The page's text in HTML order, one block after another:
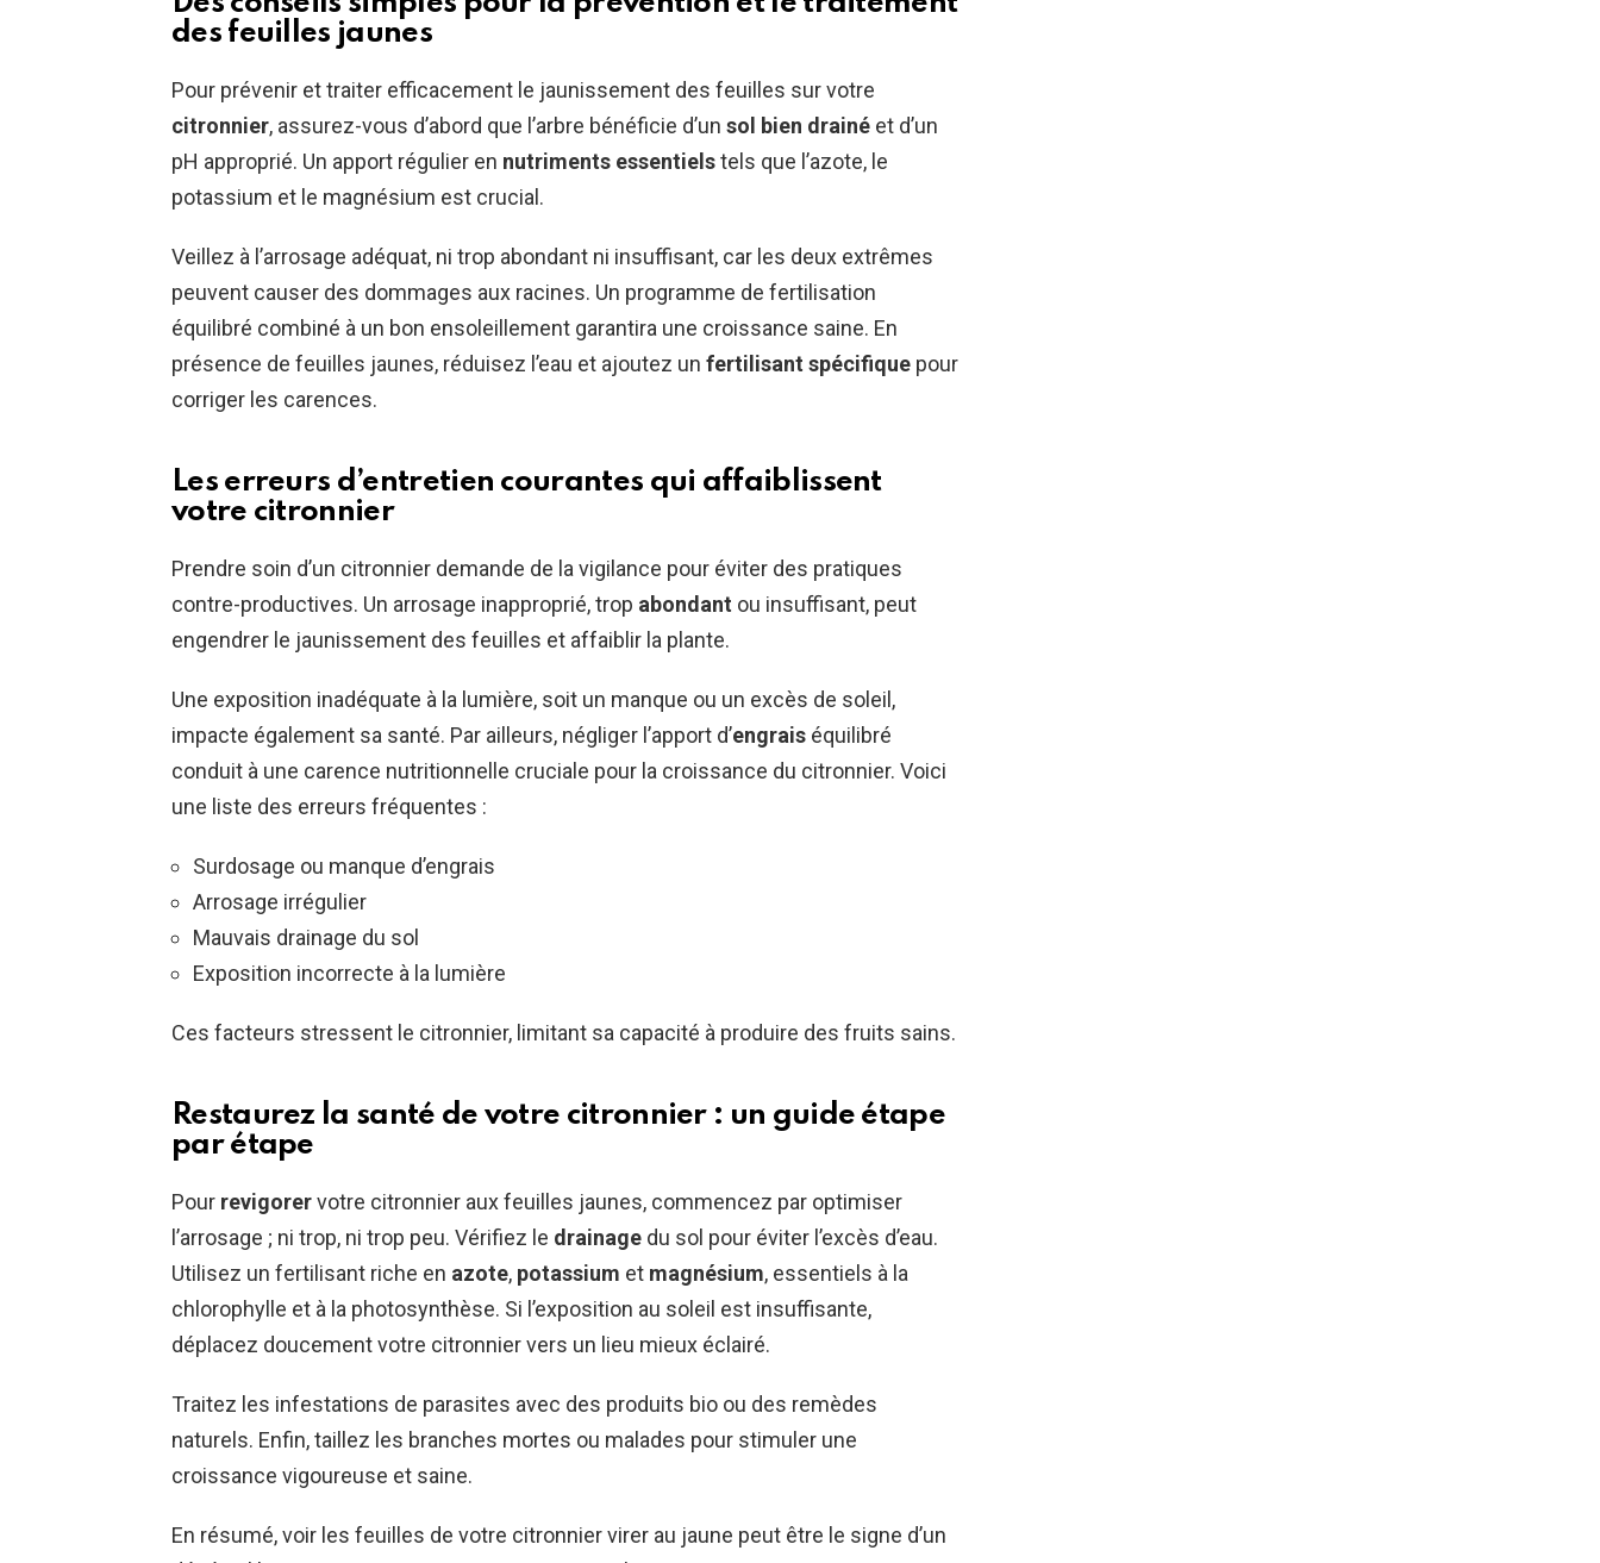
des feuilles jaunes
Pour prévenir et traiter efficacement le jaunissement des feuilles sur votre
citronnier, assurez-vous d’abord que l’arbre bénéficie d’un sol bien drainé et d’un
pH approprié. Un apport régulier en nutriments essentielstels que l’azote, le
potassium et le magnésium est crucial.
Veillez à l’arrosage adéquat, ni trop abondant ni insuffisant, car les deux extrêmes
peuvent causer des dommages aux racines. Un programme de fertilisation
équilibré combiné à un bon ensoleillement garantira une croissance saine. En
présence de feuilles jaunes, réduisez l’eau et ajoutez un fertilisant spécifique pour
corriger les carences.
Les erreurs d’entretien courantes qui affaiblissent
votre citronnier
Prendre soin d’un citronnier demande de la vigilance pour éviter des pratiques
contre-productives. Un arrosage inapproprié, trop abondant ou insuffisant, peut
engendrer le jaunissement des feuilles et affaiblir la plante.
Une exposition inadéquate à la lumière, soit un manque ou un excès de soleil,
impacte également sa santé. Par ailleurs, négliger l’apport d’engrais équilibré
conduit à une carence nutritionnelle cruciale pour la croissance du citronnier. Voici
une liste des erreurs fréquentes :
Surdosage ou manque d’engrais
Arrosage irrégulier
Mauvais drainage du sol
Exposition incorrecte à la lumière
Ces facteurs stressent le citronnier, limitant sa capacité à produire des fruits sains.
Restaurez la santé de votre citronnier : un guide étape
par étape
Pour revigorervotre citronnier aux feuilles jaunes, commencez par optimiser
l’arrosage ; ni trop, ni trop peu. Vérifiez le drainage du sol pour éviter l’excès d’eau.
Utilisez un fertilisant riche en azote, potassium et magnésium, essentiels à la
chlorophylle et à la photosynthèse. Si l’exposition au soleil est insuffisante,
déplacez doucement votre citronnier vers un lieu mieux éclairé.
Traitez les infestations de parasites avec des produits bio ou des remèdes
naturels. Enfin, taillez les branches mortes ou malades pour stimuler une
croissance vigoureuse et saine.
En résumé, voir les feuilles de votre citronnier virer au jaune peut être le signe d’un